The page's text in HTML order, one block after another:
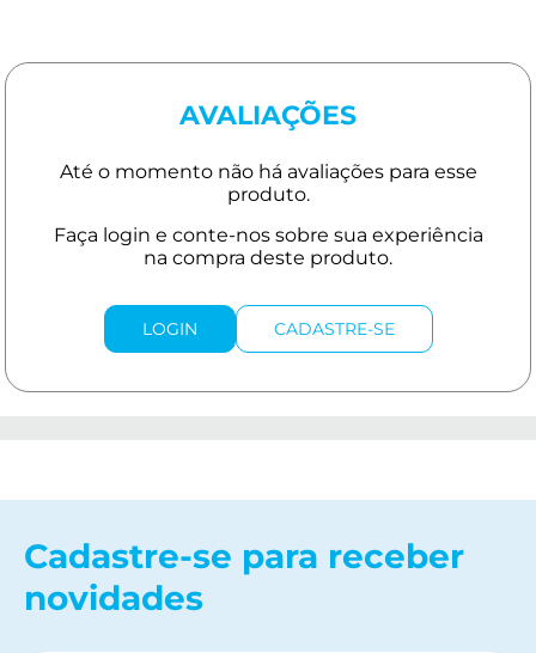
AVALIAÇÕES
LOGIN CADASTRE-SE
Cadastre-se para receber
novidades